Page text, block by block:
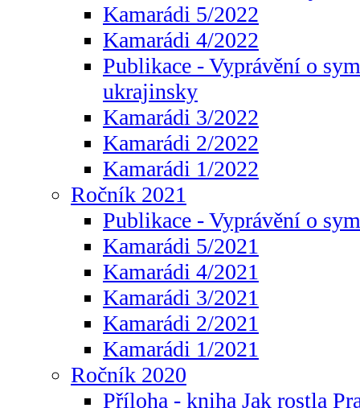
Kamarádi 5/2022
Kamarádi 4/2022
Publikace - Vyprávění o
ukrajinsky
Kamarádi 3/2022
Kamarádi 2/2022
Kamarádi 1/2022
Ročník 2021
Publikace - Vyprávění o
Kamarádi 5/2021
Kamarádi 4/2021
Kamarádi 3/2021
Kamarádi 2/2021
Kamarádi 1/2021
Ročník 2020
Příloha - kniha Jak rostla